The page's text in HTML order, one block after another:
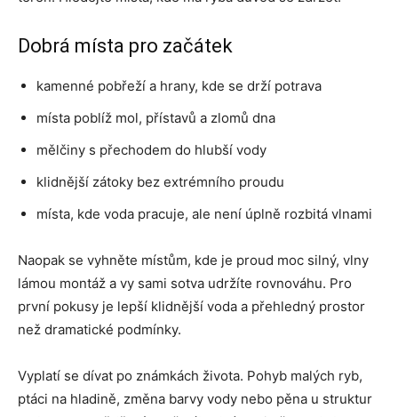
Dobrá místa pro začátek
kamenné pobřeží a hrany, kde se drží potrava
místa poblíž mol, přístavů a zlomů dna
mělčiny s přechodem do hlubší vody
klidnější zátoky bez extrémního proudu
místa, kde voda pracuje, ale není úplně rozbitá vlnami
Naopak se vyhněte místům, kde je proud moc silný, vlny
lámou montáž a vy sami sotva udržíte rovnováhu. Pro
první pokusy je lepší klidnější voda a přehledný prostor
než dramatické podmínky.
Vyplatí se dívat po známkách života. Pohyb malých ryb,
ptáci na hladině, změna barvy vody nebo pěna u struktur